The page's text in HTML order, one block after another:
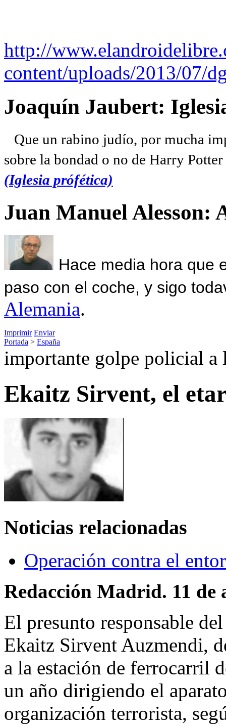
http://
content/uploads/2013/07/
Joaquín Jaubert:
Que un rabino judío, por mucha
sobre la bondad o no de Harry
(Iglesia prófética)
Juan Manuel Alesson:
Hace media hora que
paso con el coche, y sigo
Alemania.
Imprimir Enviar
Portada > España
importante golpe policial a
Ekaitz Sirvent, el
Noticias relacionadas
Operación contra el
Redacción Madrid. 11 de
El presunto responsable
Ekaitz Sirvent Auzmendi,
a la estación de ferrocarril
un año dirigiendo el
organización terrorista,